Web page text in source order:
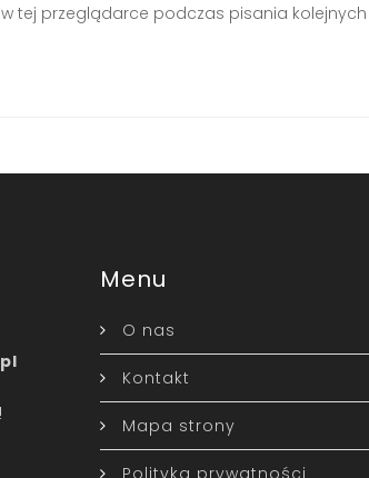
tej przeglądarce podczas pisania
Menu
O nas
Kontakt
Mapa strony
Polityka prywatności